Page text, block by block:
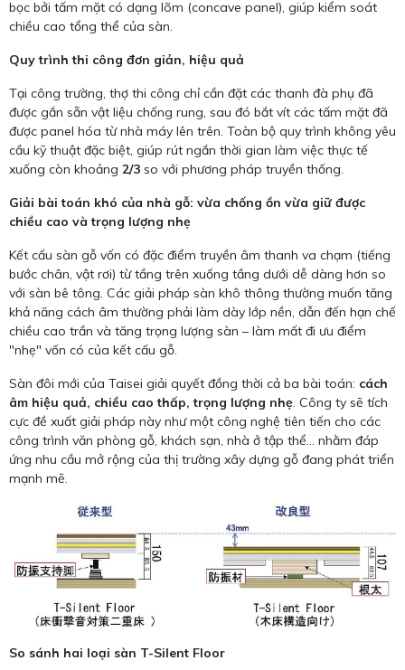
bọc bởi tấm mặt có dạng lõm (concave panel), giúp kiểm soát
chiều cao tổng thể của sàn.
Quy trình thi công đơn giản, hiệu quả
Tại công trường, thợ thi công chỉ cần đặt các thanh đà phụ đã
được gắn sẵn vật liệu chống rung, sau đó bắt vít các tấm mặt đã
được panel hóa từ nhà máy lên trên. Toàn bộ quy trình không yêu
cầu kỹ thuật đặc biệt, giúp rút ngắn thời gian làm việc thực tế
xuống còn khoảng 2/3 so với phương pháp truyền thống.
Giải bài toán khó của nhà gỗ: vừa chống ồn vừa giữ được
chiều cao và trọng lượng nhẹ
Kết cấu sàn gỗ vốn có đặc điểm truyền âm thanh va chạm (tiếng
bước chân, vật rơi) từ tầng trên xuống tầng dưới dễ dàng hơn so
với sàn bê tông. Các giải pháp sàn khô thông thường muốn tăng
khả năng cách âm thường phải làm dày lớp nền, dẫn đến hạn chế
chiều cao trần và tăng trọng lượng sàn – làm mất đi ưu điểm
"nhẹ" vốn có của kết cấu gỗ.
Sàn đôi mới của Taisei giải quyết đồng thời cả ba bài toán: cách
âm hiệu quả, chiều cao thấp, trọng lượng nhẹ. Công ty sẽ tích
cực đề xuất giải pháp này như một công nghệ tiên tiến cho các
công trình văn phòng gỗ, khách sạn, nhà ở tập thể... nhằm đáp
ứng nhu cầu mở rộng của thị trường xây dựng gỗ đang phát triển
mạnh mẽ.
So sánh hai loại sàn T-Silent Floor